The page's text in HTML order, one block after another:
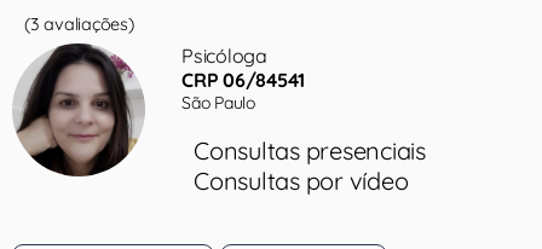
(3 avaliações)
Psicóloga
CRP 06/84541
São Paulo
Consultas presenciais
Consultas por vídeo